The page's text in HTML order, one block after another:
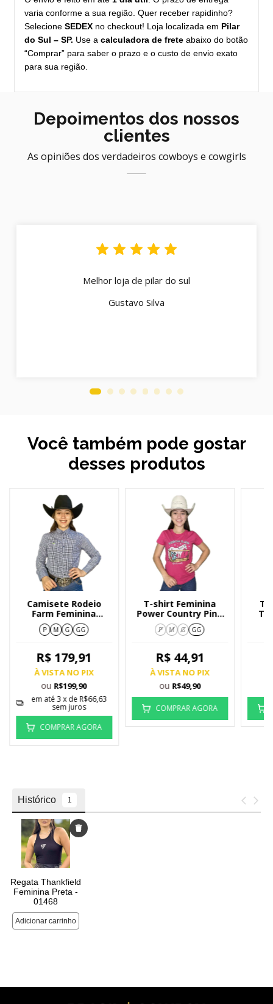
varia conforme a sua região. Quer receber rapidinho?
Selecione SEDEX no checkout! Loja localizada em Pilar
do Sul – SP. Use a calculadora de frete abaixo do botão
“Comprar” para saber o prazo e o custo de envio exato
para sua região.
Depoimentos dos nossos
clientes
As opiniões dos verdadeiros cowboys e cowgirls
Melhor loja de pilar do sul
Gustavo Silva
Você também pode gostar
desses produtos
Camisete Rodeio
Farm Feminina
Xadrez Medio Azul e
Preto 212/3
P M G GG
R$ 179,91
À VISTA NO PIX
ou R$199,90
em até3x de R$66,63
sem juros
COMPRAR AGORA
T-shirt Feminina
Power Country Pink
Wild Horse
P M G GG
R$ 44,91
À VISTA NO PIX
ou R$49,90
COMPRAR AGORA
T-